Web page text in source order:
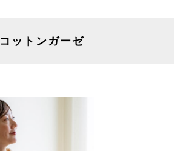
コットンガーゼ